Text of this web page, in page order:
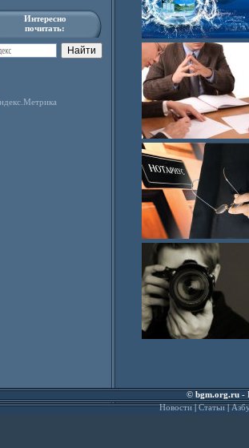
Интересно
почитать:
©bgm.org.ru-
Новости|Статьи|